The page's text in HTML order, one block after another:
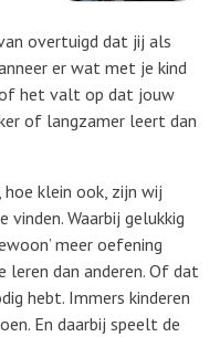
overtuigd dat jij als
er wat met je kind
of het valt op dat jouw
of langzamer leert dan
, hoe klein ook, zijn wij
vinden. Waarbij gelukkig
meer oefening
leren dan anderen. Of dat
hebt. Immers kinderen
En daarbij speelt de